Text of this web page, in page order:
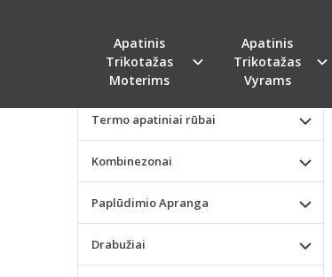
Apatinis
Trikotažas
Moterims
Apatinis
Trikotažas
Vyrams
Valentino dienos dovana
Liemenėlės
Termo apatiniai rūbai
Kombinezonai
Paplūdimio Apranga
Drabužiai